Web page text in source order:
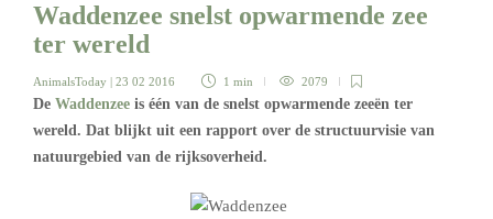
Waddenzee snelst opwarmende zee
ter wereld
AnimalsToday | 23 02 2016 1 min 2079
De Waddenzee is één van de snelst opwarmende zeeën ter
wereld. Dat blijkt uit een rapport over de structuurvisie van
natuurgebied van de rijksoverheid.